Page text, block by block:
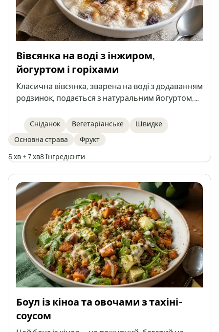
Вівсянка на воді з інжиром,
йогуртом і горіхами
Класична вівсянка, зварена на воді з додаванням
родзинок, подається з натуральним йогуртом,
корицею. Це ідеальний варіант для швидкого,
здорового та легкого сніданку або вечері. Кожен
може доповнити вівсянку улюбленими
фруктами чи замінниками, щоб створити власну
Сніданок Вегетаріанське
Швидке
Основна страва
Фрукт
5 хв + 7 хв8 Інгредієнти
Боул із кіноа та овочами з тахіні-
соусом